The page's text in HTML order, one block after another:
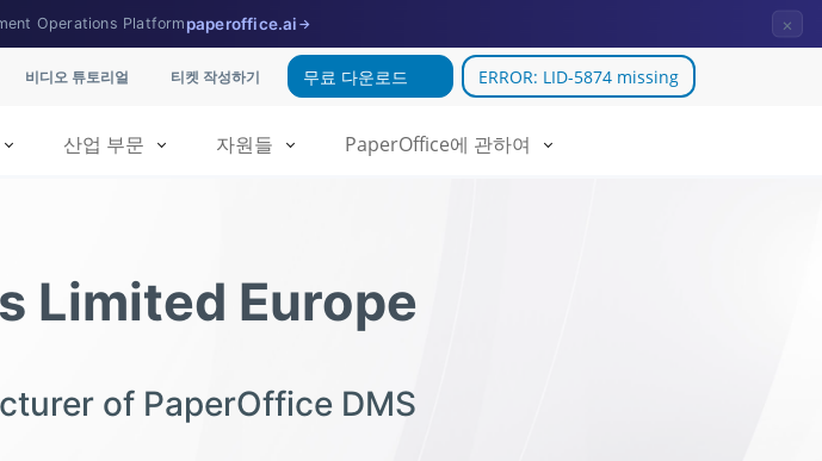
Operations Platform paperoffice.ai → ×
비디오 튜토리얼 티켓 작성하기 무료 다운로드 ERROR: LID-5874 missing
PaperOffice에 관하여
자원들
산업 부문
Limited Europe
of PaperOffice DMS